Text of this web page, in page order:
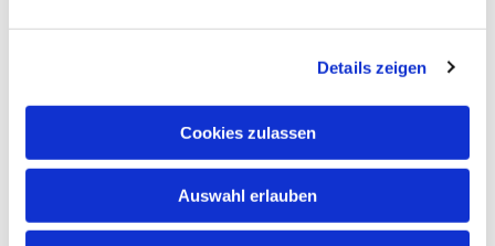
Details zeigen
Cookies zulassen
Auswahl erlauben
Geistlicher Raum
Taufe, Kommunion & Trauung